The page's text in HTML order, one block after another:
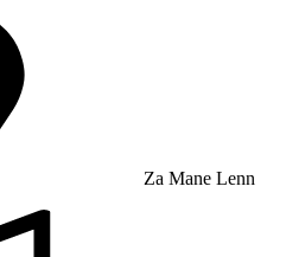
Za Mane Lenn